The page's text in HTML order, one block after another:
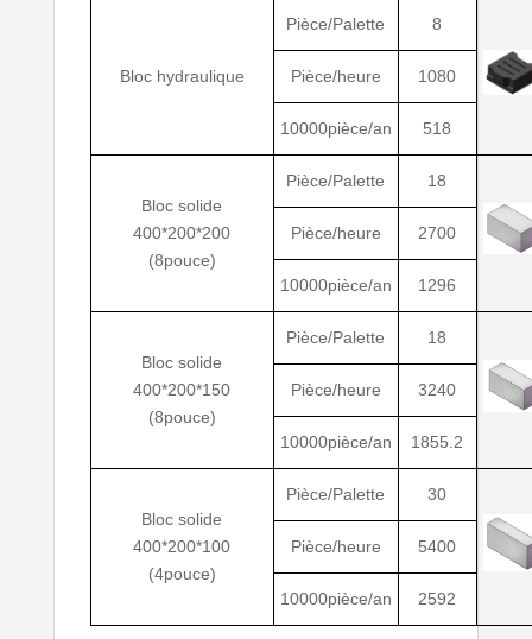
Bloc hydraulique
Pièce/Palette 8
Pièce/heure 1080
10000pièce/an 518
Bloc solide
400*200*200
(8pouce)
Pièce/Palette 18
Pièce/heure 2700
10000pièce/an 1296
Bloc solide
400*200*150
(8pouce)
Pièce/Palette 18
Pièce/heure 3240
10000pièce/an 1855.2
Bloc solide
400*200*100
(4pouce)
Pièce/Palette 30
Pièce/heure 5400
10000pièce/an 2592